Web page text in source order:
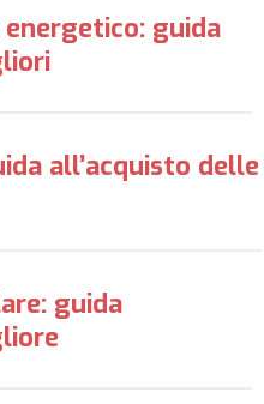
guida
all’acquisto delle
guida